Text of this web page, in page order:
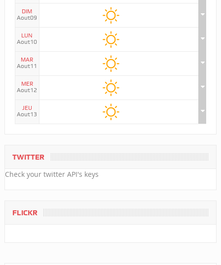
DIM
Aout09
LUN
Aout10
MAR
Aout11
MER
Aout12
JEU
Aout13
TWITTER
Check your twitter API's keys
FLICKR